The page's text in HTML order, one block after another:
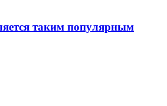
таким популярным